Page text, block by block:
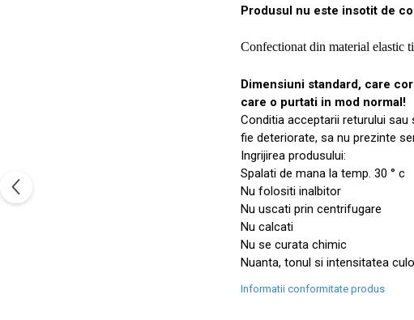
Produsul nu este insotit de
Confectionat din material elastic
Dimensiuni standard, care
care o purtati in mod normal!
Conditia acceptarii returului
fie deteriorate, sa nu prezinte
Ingrijirea produsului:
Spalati de mana la temp. 30 ° c
Nu folositi inalbitor
Nu uscati prin centrifugare
Nu calcati
Nu se curata chimic
Nuanta, tonul si intensitatea
Informatii conformitate produs